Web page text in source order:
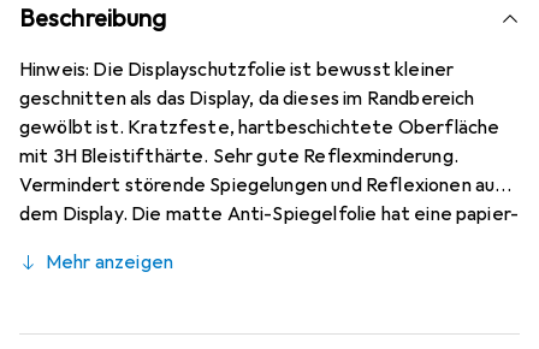
Beschreibung
Hinweis: Die Displayschutzfolie ist bewusst kleiner
geschnitten als das Display, da dieses im Randbereich
gewölbt ist. Kratzfeste, hartbeschichtete Oberfläche
mit 3H Bleistifthärte. Sehr gute Reflexminderung.
Vermindert störende Spiegelungen und Reflexionen auf
dem Display. Die matte Anti-Spiegelfolie hat eine papier-
da dieses gewölbt ist (siehe Fotos), blasenfrei und
Kinderleichte Anbringung - 100% blasenfreie Montage bei
Mehr anzeigen